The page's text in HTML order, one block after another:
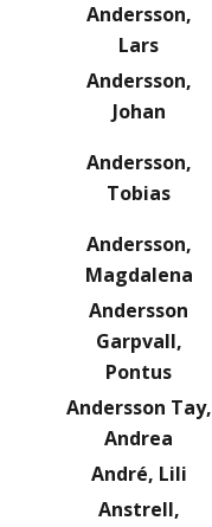
Andersson,
Lars
Andersson,
Johan
Andersson,
Tobias
Andersson,
Magdalena
Andersson
Garpvall,
Pontus
Andersson Tay,
Andrea
André, Lili
Anstrell,